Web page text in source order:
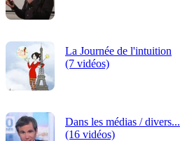
La Journée de l'intuition
(7 vidéos)
Dans les médias / divers...
(16 vidéos)